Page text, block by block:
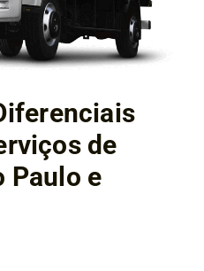
de
Paulo e